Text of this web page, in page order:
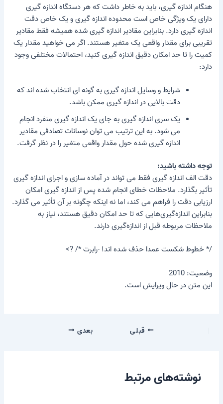
هنگام اندازه گیری، باید به خاطر داشت که هر دستگاه اندازه گیری
دارای یک ویژگی خاص است محدوده اندازه گیریو یک خاصدقت
اندازه گیریدارد. بنابراین مقادیر اندازه گیری شده همیشه فقط مقادیر
تقریبی برای مقدار واقعی یک متغیر هستند. اگر می خواهید مقدار یک
کمیت را تا حد امکان دقیق اندازه گیری کنید، احتمالات مختلفی وجود
دارد:
شرایط و وسایل اندازه گیری به گونه ای انتخاب شده اند که
دقت بالایی در اندازه گیری ممکن باشد.
یک سری اندازه گیری به جای یک اندازه گیری منفرد انجام
می شود. به این ترتیب می توان نوسانات تصادفی مقادیر
اندازه گیری شده حول مقدار واقعی متغیر را در نظر گرفت.
توجه داشته باشید:
دقت الفاندازه گیری فقط می تواند در آماده سازی و اجرای اندازه گیری
تأثیر بگذارد. ملاحظات خطای انجام شده پس از اندازه گیری امکان
ارزیابی دقت را فراهم می کند، اما نه اینکه چگونه بر آن تأثیر می گذارد.
بنابراین اندازه‌گیری‌هایی که تا حد امکان دقیق هستند، نیاز به
ملاحظات مربوطه قبل از اندازه‌گیری دارند.
/* خطوط شکست عمدا حذف شده اند! -رابرت */ ?>
وضعیت: 2010
این متن در حال ویرایش است.
قبلی بعدی
نوشته‌های مرتبط